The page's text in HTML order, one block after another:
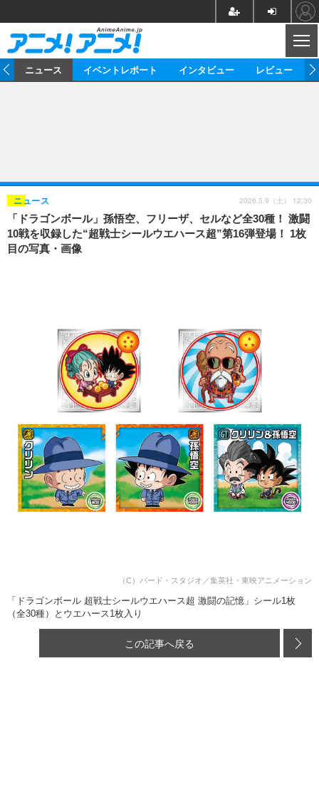
ゲーム グッズ
イベント
海外イベント ビジネス
俳優・タレント アーティスト
ビジネス
アニメ 実写
書評
動画
アニメ
連載・コラム
ニュース イベントレポート インタビュー レビュー
「ドラゴンボール」孫悟空、フリーザ、セルなど全30種！ 激闘
10戦を収録した“超戦士シールウエハース超”第16弾登場！ 1枚
目の写真・画像
ニュース 2026.5.9（土） 12:30
（C）バード・スタジオ／集英社・東映アニメーション
「ドラゴンボール 超戦士シールウエハース超 激闘の記憶」シール1枚
（全30種）とウエハース1枚入り
この記事へ戻る